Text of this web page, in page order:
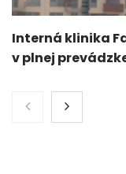
Interná klinika
v plnej